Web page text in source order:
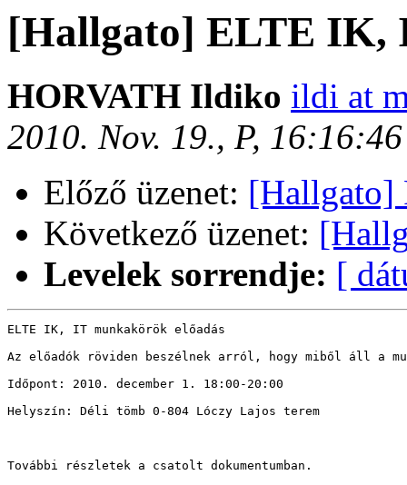
[Hallgato] ELTE IK,
HORVATH Ildiko ildi at
2010. Nov. 19., P,
Előző üzenet: [Hallgato]
Következő üzenet:
Levelek sorrendje: [
ELTE IK, IT munkakörök előadás
Az előadók röviden beszélnek arról, hogy miből áll a
Időpont: 2010. december 1. 18:00-20:00
Helyszín: Déli tömb 0-804 Lóczy Lajos terem
További részletek a csatolt dokumentumban.